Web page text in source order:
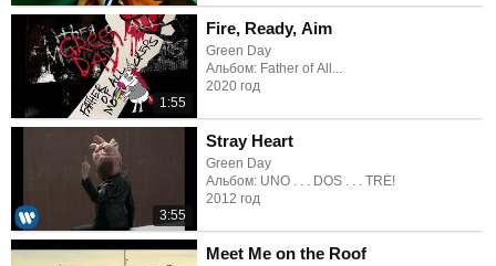
1:55
Fire, Ready, Aim
Green Day
Альбом: Father of All...
2020 год
3:55
Stray Heart
Green Day
Альбом: UNO . . . DOS . . . TRÉ!
2012 год
Meet Me on the Roof